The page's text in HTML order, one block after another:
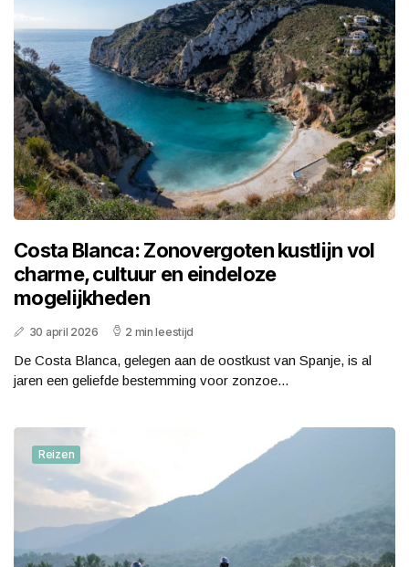
Costa Blanca: Zonovergoten kustlijn vol
charme, cultuur en eindeloze
mogelijkheden
30 april 2026 2 min leestijd
De Costa Blanca, gelegen aan de oostkust van Spanje, is al
jaren een geliefde bestemming voor zonzoe...
Reizen